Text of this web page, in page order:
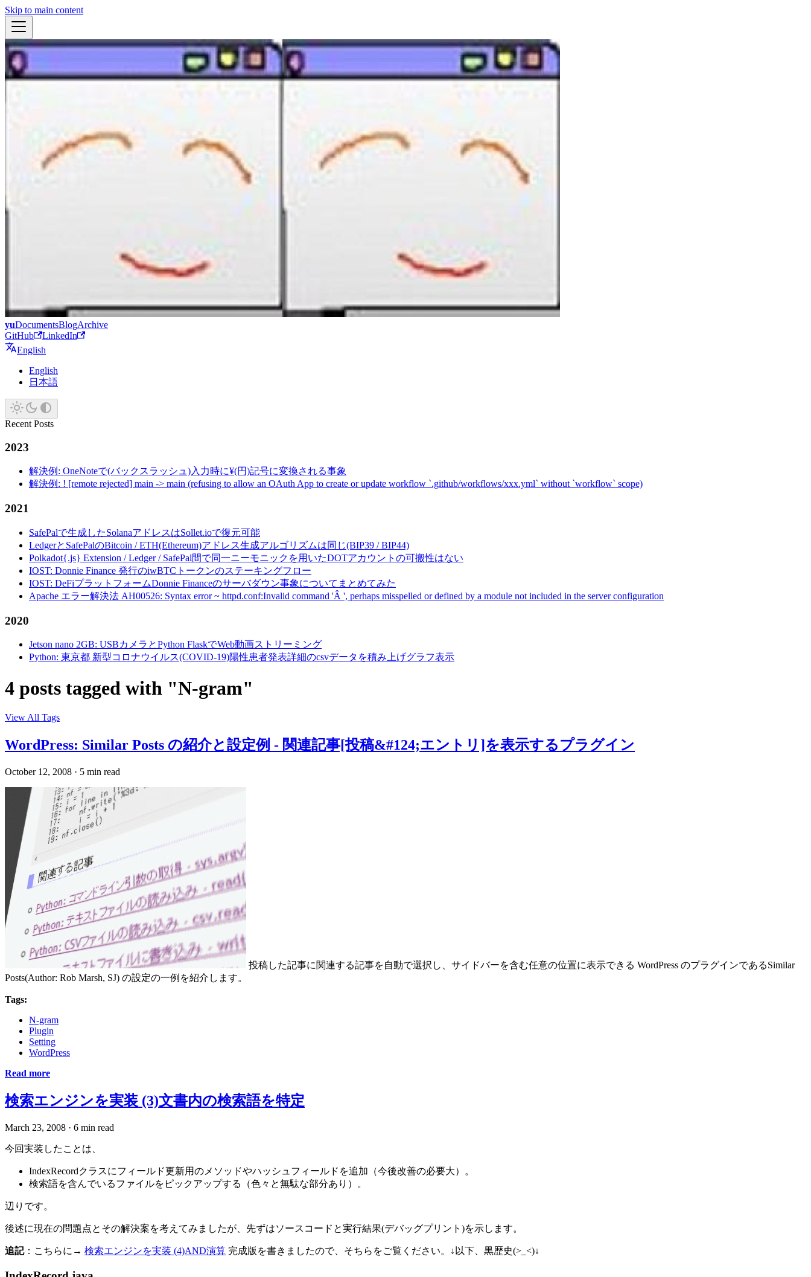
Skip to main content
yuDocumentsBlogArchive
GitHub
LinkedIn
English
English
日本語
Recent Posts
2023
解決例: OneNoteで(バックスラッシュ)入力時に¥(円)記号に変換される事象
解決例: ! [remote rejected] main -> main (refusing to allow an OAuth App to create or update workflow `.github/workflows/xxx.yml` without `workflow` scope)
2021
SafePalで生成したSolanaアドレスはSollet.ioで復元可能
LedgerとSafePalのBitcoin / ETH(Ethereum)アドレス生成アルゴリズムは同じ(BIP39 / BIP44)
Polkadot{.js} Extension / Ledger / SafePal間で同一ニーモニックを用いたDOTアカウントの可搬性はない
IOST: Donnie Finance 発行のiwBTCトークンのステーキングフロー
IOST: DeFiプラットフォームDonnie Financeのサーバダウン事象についてまとめてみた
Apache エラー解決法 AH00526: Syntax error ~ httpd.conf:Invalid command 'Â ', perhaps misspelled or defined by a module not included in the server configuration
2020
Jetson nano 2GB: USBカメラとPython FlaskでWeb動画ストリーミング
Python: 東京都 新型コロナウイルス(COVID-19)陽性患者発表詳細のcsvデータを積み上げグラフ表示
4 posts tagged with "N-gram"
View All Tags
WordPress: Similar Posts の紹介と設定例 - 関連記事[投稿&#124;エントリ]を表示するプラグイン
October 12, 2008 · 5 min read
投稿した記事に関連する記事を自動で選択し、サイドバーを含む任意の位置に表示できる WordPress のプラグインであるSimilar
Posts(Author: Rob Marsh, SJ) の設定の一例を紹介します。
Tags:
N-gram
Plugin
Setting
WordPress
Read more
検索エンジンを実装 (3)文書内の検索語を特定
March 23, 2008 · 6 min read
今回実装したことは、
IndexRecordクラスにフィールド更新用のメソッドやハッシュフィールドを追加（今後改善の必要大）。
検索語を含んでいるファイルをピックアップする（色々と無駄な部分あり）。
辺りです。
後述に現在の問題点とその解決案を考えてみましたが、先ずはソースコードと実行結果(デバッグプリント)を示します。
追記：こちらに→ 検索エンジンを実装 (4)AND演算 完成版を書きましたので、そちらをご覧ください。↓以下、黒歴史(>_<)↓